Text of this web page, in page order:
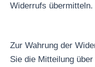
Widerrufs übermitteln.
Zur Wahrung der
Sie die Mitteilung